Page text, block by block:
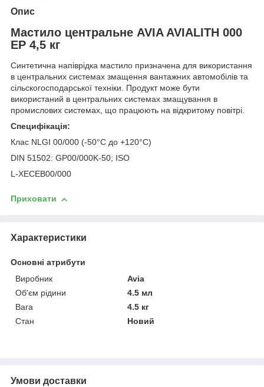
Опис
Мастило центральне AVIA AVIALITH 000
EP 4,5 кг
Синтетична напіврідка мастило призначена для використання
в центральних системах змащення вантажних автомобілів та
сільскогосподарської техніки. Продукт може бути
використаний в центральних системах змащування в
промислових системах, що працюють на відкритому повітрі.
Специфікація:
Клас NLGI 00/000 (-50°C до +120°C)
DIN 51502: GP00/000K-50; ISO
L-XECEB00/000
Приховати
Характеристики
Основні атрибути
Виробник
Avia
Об'єм рідини
4.5 мл
Вага
4.5 кг
Стан
Новий
Умови доставки